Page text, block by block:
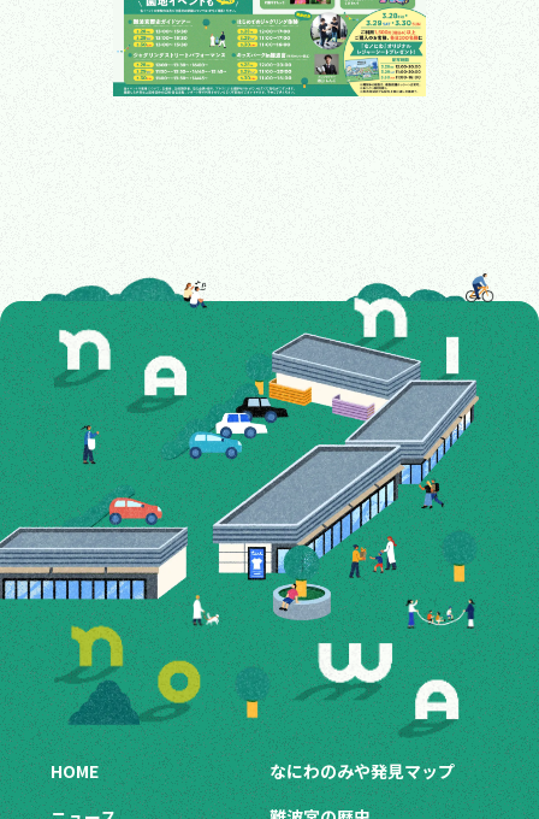
HOME
なにわのみや発見マップ